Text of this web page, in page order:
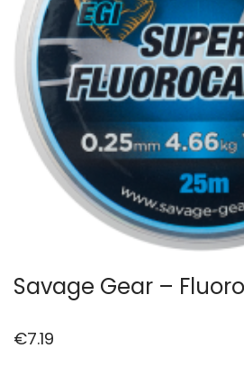
Savage Gear –
€7.19